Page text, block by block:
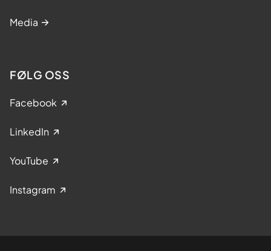
Media
FØLG OSS
Facebook
LinkedIn
YouTube
Instagram